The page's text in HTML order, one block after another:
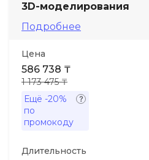
3D-моделирования
Подробнее
Цена
586 738 ₸
1 173 475 ₸
Ещё -20%
по
промокоду
Длительность